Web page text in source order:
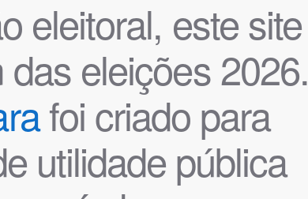
eleitoral, este site
eleições 2026.
foi criado para
utilidade pública